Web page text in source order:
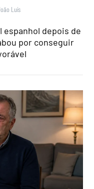
Luís
espanhol depois de
por conseguir